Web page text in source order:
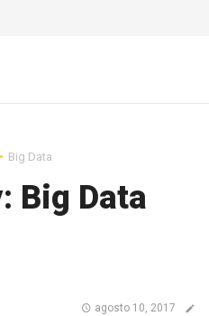
Big Data
Big Data
agosto 10, 2017